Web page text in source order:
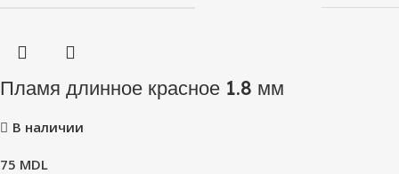
Пламя длинное красное 1.8 мм
В наличии
75 MDL